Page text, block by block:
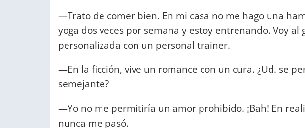
—Trato de comer bien. En mi casa no me hago una
yoga dos veces por semana y estoy entrenando. Voy
personalizada con un personal trainer.
—En la ficción, vive un romance con un cura. ¿Ud. se
semejante?
—Yo no me permitiría un amor prohibido. ¡Bah! En
nunca me pasó.